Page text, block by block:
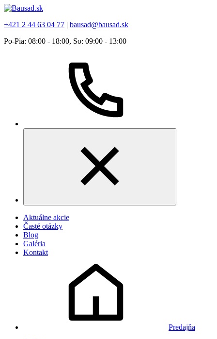
+421 2 44 63 04 77 | bausad@bausad.sk
Po-Pia: 08:00 - 18:00, So: 09:00 - 13:00
Aktuálne akcie
Časté otázky
Blog
Galéria
Kontakt
Predajňa